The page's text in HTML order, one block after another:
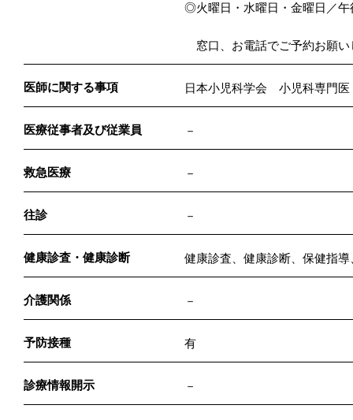
◎火曜日・水曜日・金曜日／午
窓口、お電話でご予約お願い
医師に関する事項 日本小児科学会 小児科専門
医療従事者及び従業員 －
救急医療 －
往診 －
健康診査・健康診断 健康診査、健康診断、保健指
介護関係 －
予防接種 有
診療情報開示 －